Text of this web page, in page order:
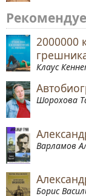
2000000
Клаус
Шорохова
Варламов
Борис